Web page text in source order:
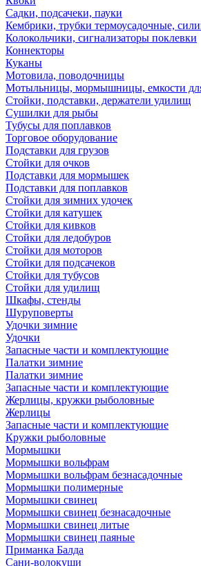
Садки, подсачеки, пауки
Кембрики, трубки термоусадочные,
Колокольчики, сигнализаторы поклевки
Коннекторы
Куканы
Мотовила, поводочницы
Мотыльницы, мормышницы, емкости
Стойки, подставки, держатели удилищ
Сушилки для рыбы
Тубусы для поплавков
Торговое оборудование
Подставки для грузов
Стойки для очков
Подставки для мормышек
Подставки для поплавков
Стойки для зимних удочек
Стойки для катушек
Стойки для кивков
Стойки для ледобуров
Стойки для моторов
Стойки для подсачеков
Стойки для тубусов
Стойки для удилищ
Шкафы, стенды
Шуруповерты
Удочки зимние
Удочки
Запасные части и комплектующие
Палатки зимние
Палатки зимние
Запасные части и комплектующие
Жерлицы, кружки рыболовные
Жерлицы
Запасные части и комплектующие
Кружки рыболовные
Мормышки
Мормышки вольфрам
Мормышки вольфрам безнасадочные
Мормышки полимерные
Мормышки свинец
Мормышки свинец безнасадочные
Мормышки свинец литые
Мормышки свинец паяные
Приманка Балда
Сани-волокуши